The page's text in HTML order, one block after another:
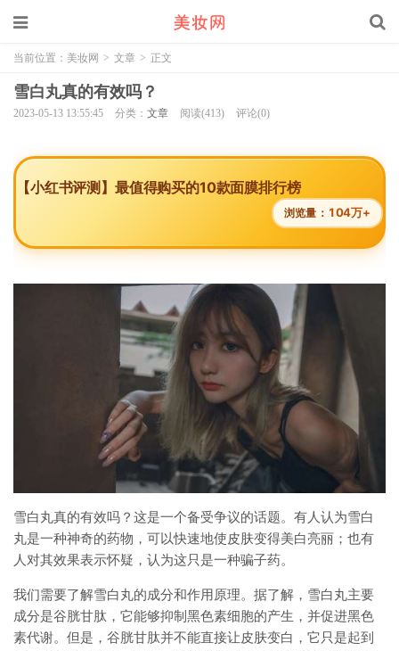
当前位置： 美妆网 > 文章 > 正文
雪白丸真的有效吗？
2023-05-13 13:55:45 分类： 文章 阅读(413) 评论(0)
【小红书评测】最值得购买的10款面膜排行榜
浏览量： 104万+
雪白丸真的有效吗？这是一个备受争议的话题。有人认为雪白
丸是一种神奇的药物，可以快速地使皮肤变得美白亮丽；也有
人对其效果表示怀疑，认为这只是一种骗子药。
我们需要了解雪白丸的成分和作用原理。据了解，雪白丸主要
成分是谷胱甘肽，它能够抑制黑色素细胞的产生，并促进黑色
素代谢。但是，谷胱甘肽并不能直接让皮肤变白，它只是起到